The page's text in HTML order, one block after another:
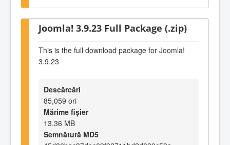
Joomla! 3.9.23 Full Package (.zip)
This is the full download package for Joomla!
3.9.23
Descărcări
85,059 ori
Mărime fișier
13.36 MB
Semnătură MD5